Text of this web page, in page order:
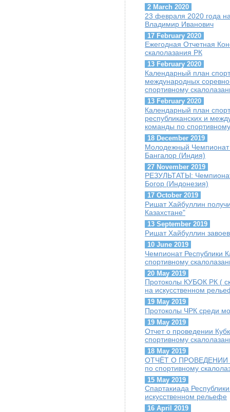
2 March 2020
23 февраля 2020 года
Владимир Иванович
17 February 2020
Ежегодная Отчетная
скалолазания РК
13 February 2020
Календарный план
международных
спортивному
13 February 2020
Календарный план
республиканских и
команды по
18 December 2019
Молодежный Чемпионат
Бангалор (Индия)
27 November 2019
РЕЗУЛЬТАТЫ:
Богор (Индонезия)
17 October 2019
Ришат Хайбуллин
Казахстане"
13 September 2019
Ришат Хайбуллин
10 June 2019
Чемпионат Республики
спортивному
20 May 2019
Протоколы КУБОК РК (
на искусственном
19 May 2019
Протоколы ЧРК среди
19 May 2019
Отчет о проведении
спортивному
18 May 2019
ОТЧЁТ О ПРОВЕДЕНИИ
по спортивному
15 May 2019
Спартакиада
искусственном рельефе
16 April 2019